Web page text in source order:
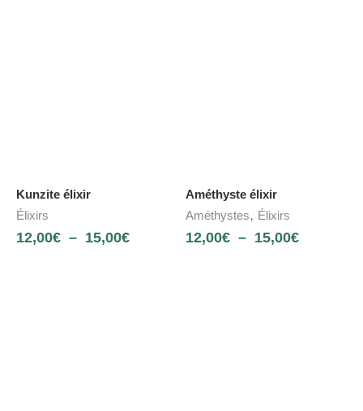
Kunzite élixir
Élixirs
12,00€ – 15,00€
Améthyste élixir
Améthystes, Élixirs
12,00€ – 15,00€